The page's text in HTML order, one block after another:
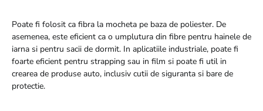
Poate fi folosit ca fibra la mocheta pe baza de poliester. De
asemenea, este eficient ca o umplutura din fibre pentru hainele de
iarna si pentru sacii de dormit. In aplicatiile industriale, poate fi
foarte eficient pentru strapping sau in film si poate fi util in
crearea de produse auto, inclusiv cutii de siguranta si bare de
protectie.